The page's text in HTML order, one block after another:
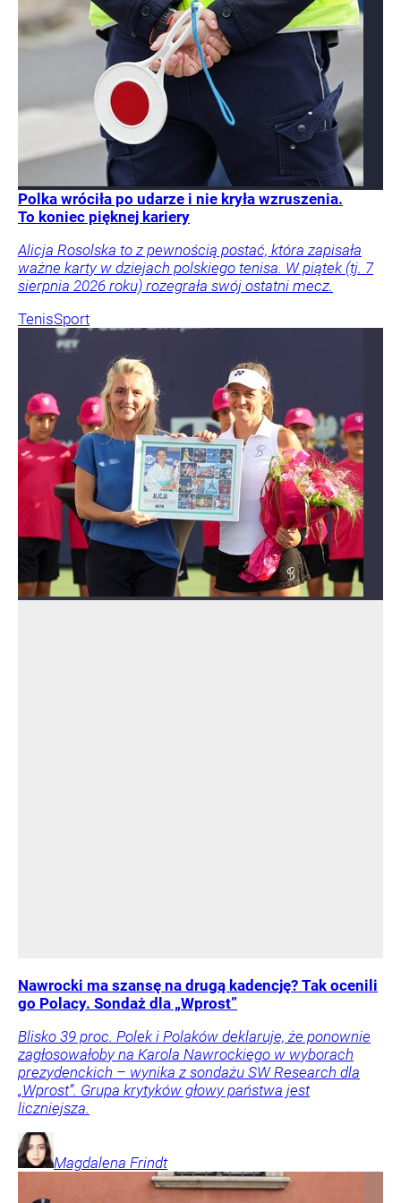
Polka wróciła po udarze i nie kryła wzruszenia.
To koniec pięknej kariery
Alicja Rosolska to z pewnością postać, która zapisała
ważne karty w dziejach polskiego tenisa. W piątek (tj. 7
sierpnia 2026 roku) rozegrała swój ostatni mecz.
TenisSport
Nawrocki ma szansę na drugą kadencję? Tak ocenili
go Polacy. Sondaż dla „Wprost”
Blisko 39 proc. Polek i Polaków deklaruje, że ponownie
zagłosowałoby na Karola Nawrockiego w wyborach
prezydenckich – wynika z sondażu SW Research dla
„Wprost”. Grupa krytyków głowy państwa jest
liczniejsza.
Magdalena Frindt